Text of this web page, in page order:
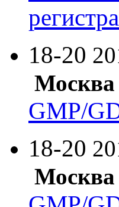
18-20
Москва
GMP/
18-20
Москва